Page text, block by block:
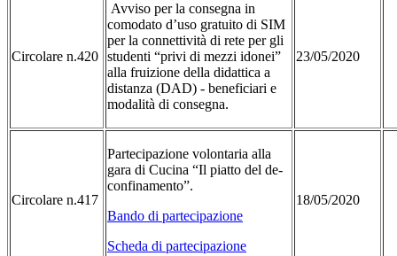
Circolare n.420
Avviso per la consegna in
comodato d’uso gratuito di SIM
per la connettività di rete per gli
studenti “privi di mezzi idonei”
alla fruizione della didattica a
distanza (DAD) - beneficiari e
modalità di consegna.
23/05/2020
Circolare n.417
Partecipazione volontaria alla
gara di Cucina “Il piatto del de-
confinamento”.
Bando di partecipazione
Scheda di partecipazione
18/05/2020